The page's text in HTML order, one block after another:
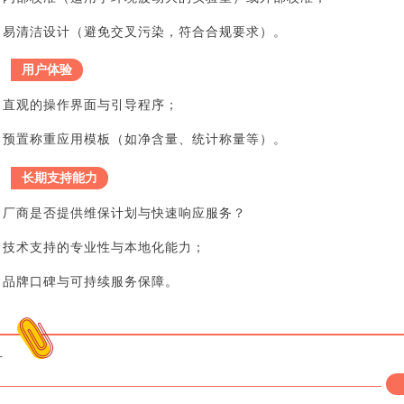
易清洁设计（避免交叉污染，符合合规要求）。
用户体验
直观的操作界面与引导程序；
预置称重应用模板（如净含量、统计称量等）。
长期支持能力
厂商是否提供维保计划与快速响应服务？
技术支持的专业性与本地化能力；
品牌口碑与可持续服务保障。